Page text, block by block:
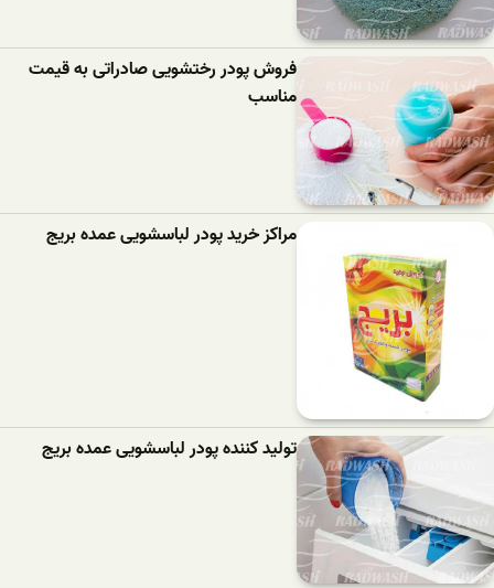
فروش پودر رختشویی صادراتی به قیمت
مناسب
مراکز خرید پودر لباسشویی عمده بریج
تولید کننده پودر لباسشویی عمده بریج